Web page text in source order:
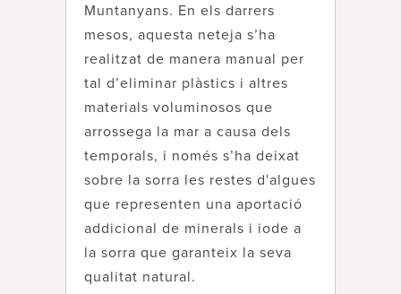
Muntanyans. En els darrers
mesos, aquesta neteja s’ha
realitzat de manera manual per
tal d’eliminar plàstics i altres
materials voluminosos que
arrossega la mar a causa dels
temporals, i només s’ha deixat
sobre la sorra les restes d'algues
que representen una aportació
addicional de minerals i iode a
la sorra que garanteix la seva
qualitat natural.